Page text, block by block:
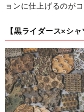
ョンに仕上げるのがコ
【黒ライダース×シ